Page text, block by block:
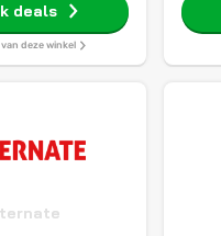
deals
van deze winkel